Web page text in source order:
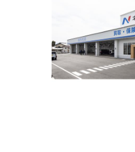
フルフラットシート
シートヒーター
フロントカメラ
－ ルーフレール